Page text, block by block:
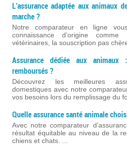
L'assurance adaptée aux animaux
marche ?
Notre comparateur en ligne
connaissance d’origine
vétérinaires, la souscription pas
Assurance dédiée aux
remboursés ?
Découvrez les meilleures
domestiques avec notre
vos besoins lors du remplissage du
Quelle assurance santé animale
Avec notre comparateur
résultat équitable au niveau de la
chiens et chats. ...